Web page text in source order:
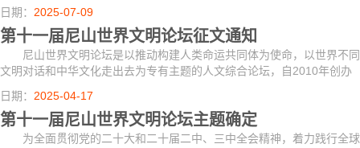
日期： 2025-07-09
第十一届尼山世界文明论坛征文通知
尼山世界文明论坛是以推动构建人类命运共同体为使命，以世界不同
文明对话和中华文化走出去为专有主题的人文综合论坛，自2010年创办
以来已成功举办十届，正日益成为世界了解中国的重要窗口、文明交流互
鉴的重要平...
日期： 2025-04-17
第十一届尼山世界文明论坛主题确定
为全面贯彻党的二十大和二十届二中、三中全会精神，着力践行全球